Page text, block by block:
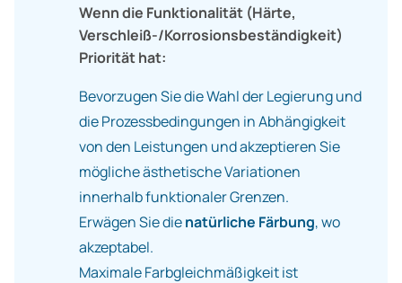
Wenn die Funktionalität (Härte,
Verschleiß-/Korrosionsbeständigkeit)
Priorität hat:
Bevorzugen Sie die Wahl der Legierung und
die Prozessbedingungen in Abhängigkeit
von den Leistungen und akzeptieren Sie
mögliche ästhetische Variationen
innerhalb funktionaler Grenzen.
Erwägen Sie dienatürliche Färbung, wo
akzeptabel.
Maximale Farbgleichmäßigkeit ist